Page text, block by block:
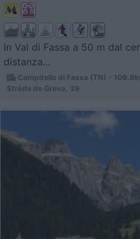
In Val di Fassa a 50 m dal
distanza...
Campitello di Fassa (TN) -
Strèda de Greva, 39